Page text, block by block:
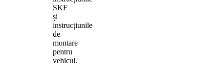
SKF
și
instrucțiunile
de
montare
pentru
vehicul.